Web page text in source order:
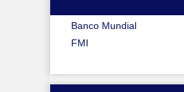
Banco Mundial
FMI